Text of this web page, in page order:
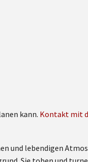
kann. Kontakt mit
und lebendigen